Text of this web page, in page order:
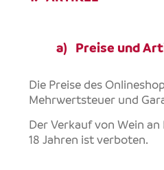
a) Preise und
Die Preise des
Mehrwertsteuer und
Der Verkauf von Wein
18 Jahren ist verboten.